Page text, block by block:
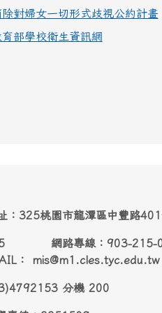
除對婦女一切形式歧視公約計畫
育部學校衛生資訊網
325桃園市龍潭區中豐路
網路專線：903-215-
： mis@m1.cles.tyc.edu.tw
分機 200